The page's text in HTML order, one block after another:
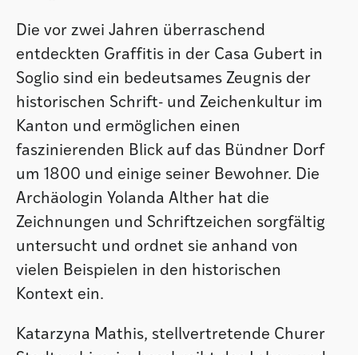
Die vor zwei Jahren überraschend
entdeckten Graffitis in der Casa Gubert in
Soglio sind ein bedeutsames Zeugnis der
historischen Schrift- und Zeichenkultur im
Kanton und ermöglichen einen
faszinierenden Blick auf das Bündner Dorf
um 1800 und einige seiner Bewohner. Die
Archäologin Yolanda Alther hat die
Zeichnungen und Schriftzeichen sorgfältig
untersucht und ordnet sie anhand von
vielen Beispielen in den historischen
Kontext ein.
Katarzyna Mathis, stellvertretende Churer